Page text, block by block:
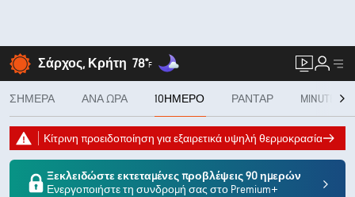
Σάρχος, Κρήτη 78°F
ΣΉΜΕΡΑ ΑΝΆ ΏΡΑ 10ΉΜΕΡΟ ΡΑΝΤΆΡ
Κίτρινη προειδοποίηση για εξαιρετικά υψηλή θερμοκρασία
Ξεκλειδώστε εκτεταμένες προβλέψεις 90 ημερών
Ενεργοποιήστε τη συνδρομή σας στο Premium+